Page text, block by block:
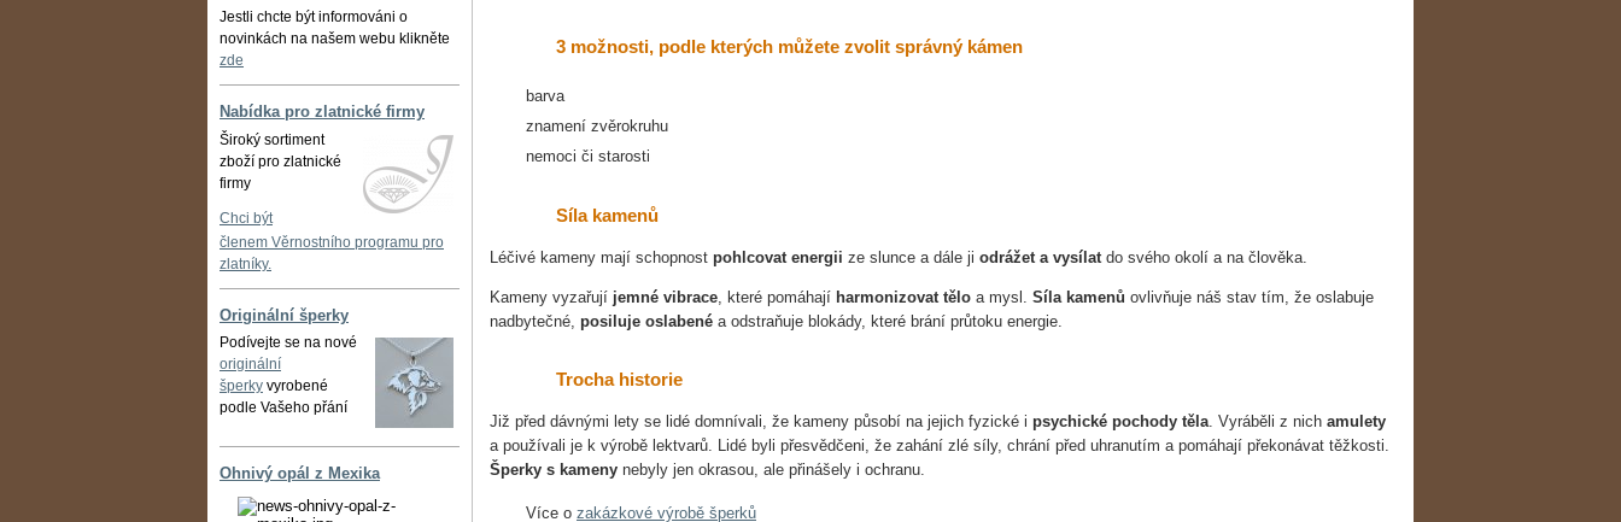
Jestli chcte být informováni o
novinkách na našem webu klikněte
zde
Nabídka pro zlatnické firmy
Široký sortiment
zboží pro zlatnické
firmy
Chci být
členem Věrnostního programu pro
zlatníky.
Originální šperky
Podívejte se na nové
originální
šperky vyrobené
podle Vašeho přání
Ohnivý opál z Mexika
3 možnosti, podle kterých můžete zvolit správný kámen
barva
znamení zvěrokruhu
nemoci či starosti
Síla kamenů
Léčivé kameny mají schopnost pohlcovat energii ze slunce a dále ji odrážet a vysílatdo svého okolí a na člověka.
Kameny vyzařují jemné vibrace, které pomáhají harmonizovat tělo a mysl. Síla kamenů ovlivňuje náš stav tím, že oslabuje
nadbytečné, posiluje oslabené a odstraňuje blokády, které brání průtoku energie.
Trocha historie
Již před dávnými lety se lidé domnívali, že kameny působí na jejich fyzické i psychické pochody těla. Vyráběli z nich amulety
a používali je k výrobě lektvarů. Lidé byli přesvědčeni, že zahání zlé síly, chrání před uhranutím a pomáhají překonávat těžkosti.
Šperky s kameny nebyly jen okrasou, ale přinášely i ochranu.
Více o zakázkové výrobě šperků